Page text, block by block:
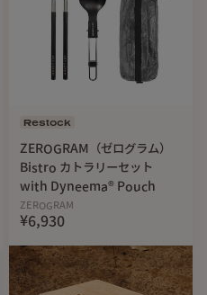
素材です。
Restock
ZEROGRAM（ゼログラム）
Bistro カトラリーセット
with Dyneema® Pouch
ZEROGRAM
¥6,930